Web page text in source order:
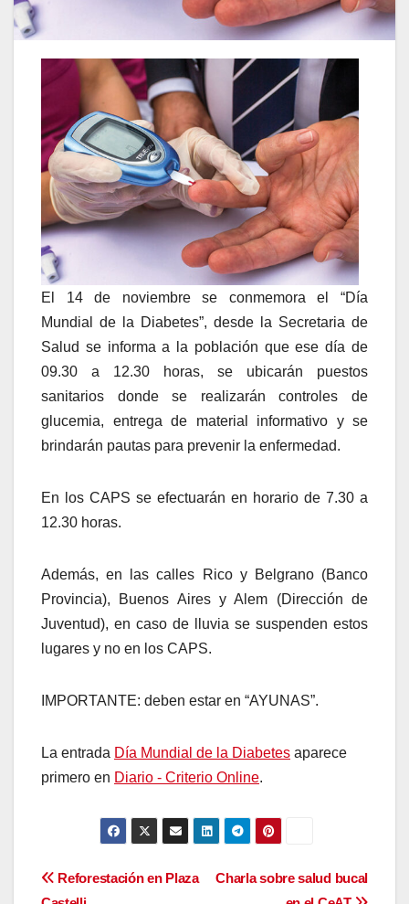
El 14 de noviembre se conmemora el “Día
Mundial de la Diabetes”, desde la Secretaria de
Salud se informa a la población que ese día de
09.30 a 12.30 horas, se ubicarán puestos
sanitarios donde se realizarán controles de
glucemia, entrega de material informativo y se
brindarán pautas para prevenir la enfermedad.
En los CAPS se efectuarán en horario de 7.30 a
12.30 horas.
Además, en las calles Rico y Belgrano (Banco
Provincia), Buenos Aires y Alem (Dirección de
Juventud), en caso de lluvia se suspenden estos
lugares y no en los CAPS.
IMPORTANTE: deben estar en “AYUNAS”.
La entrada Día Mundial de la Diabetes aparece
primero en Diario - Criterio Online.
Navegación
Charla sobre salud bucal
Reforestación en Plaza